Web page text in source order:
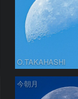
O.TAKAHASHI
今朝月